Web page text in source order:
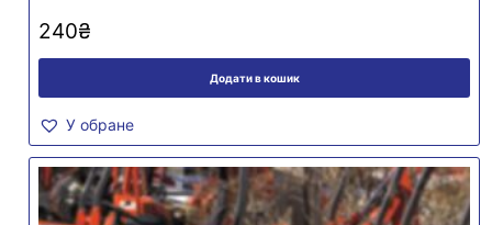
240₴
Додати в кошик
У обране